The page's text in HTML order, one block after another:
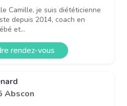
Camille, je suis diététicienne
depuis 2014, coach en
et...
rendez-vous
Abscon